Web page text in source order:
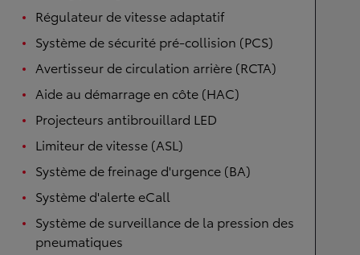
Régulateur de vitesse adaptatif
Système de sécurité pré-collision (PCS)
Avertisseur de circulation arrière (RCTA)
Aide au démarrage en côte (HAC)
Projecteurs antibrouillard LED
Limiteur de vitesse (ASL)
Système de freinage d'urgence (BA)
Système d'alerte eCall
Système de surveillance de la pression des
pneumatiques